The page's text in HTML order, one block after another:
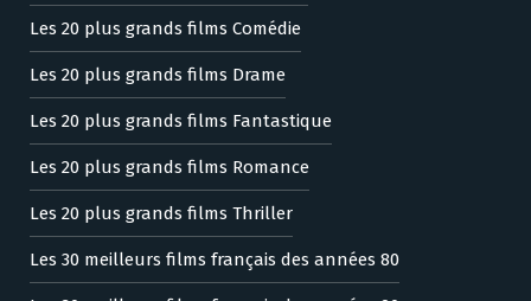
Les 20 plus grands films Comédie
Les 20 plus grands films Drame
Les 20 plus grands films Fantastique
Les 20 plus grands films Romance
Les 20 plus grands films Thriller
Les 30 meilleurs films français des années 80